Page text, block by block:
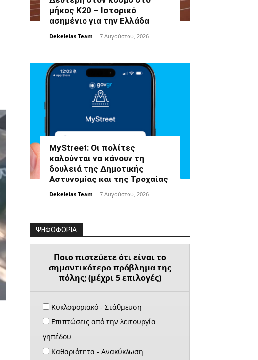
μήκος Κ20 – Ιστορικό
ασημένιο για την Ελλάδα
Dekeleias Team - 7 Αυγούστου, 2026
MyStreet: Οι πολίτες
καλούνται να κάνουν τη
δουλειά της Δημοτικής
Αστυνομίας και της Τροχαίας
Dekeleias Team - 7 Αυγούστου, 2026
ΨΗΦΟΦΟΡΙΑ
Ποιο πιστεύετε ότι είναι το
σημαντικότερο πρόβλημα της
πόλης; (μέχρι 5 επιλογές)
Κυκλοφοριακό - Στάθμευση
Επιπτώσεις από την λειτουργία
γηπέδου
Καθαριότητα - Ανακύκλωση